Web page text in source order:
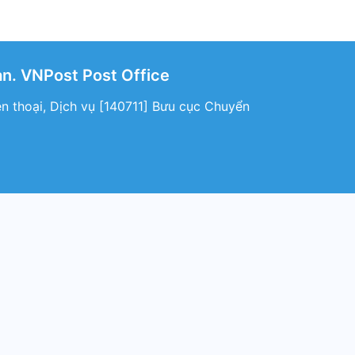
VNPost Post Office
thoại, Dịch vụ [140711] Bưu cục Chuyển